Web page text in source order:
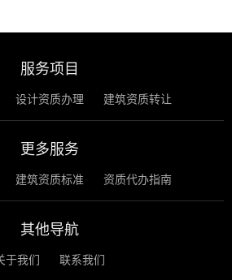
服务项目
设计资质办理 建筑资质转让
更多服务
建筑资质标准 资质代办指南
其他导航
于我们 联系我们